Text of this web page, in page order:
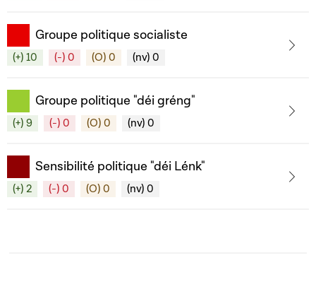
Groupe politique socialiste
(+) 10 (-) 0 (O) 0 (nv) 0
Groupe politique "déi gréng"
(+) 9 (-) 0 (O) 0 (nv) 0
Sensibilité politique "déi Lénk"
(+) 2 (-) 0 (O) 0 (nv) 0